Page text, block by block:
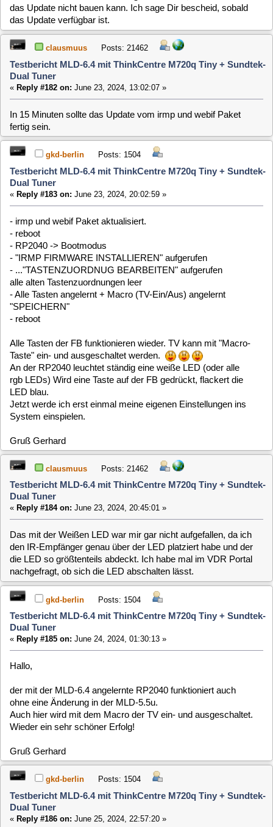
In 15 Minuten sollte das Update vom irmp und webif Paket
fertig sein.
Testbericht MLD-6.4 mit ThinkCentre M720q Tiny + Sundtek-
Dual Tuner
«Reply #183 on:
- irmp und webif Paket aktualisiert.
- RP2040 -> Bootmodus
- "IRMP FIRMWARE INSTALLIEREN" aufgerufen
- ..."TASTENZUORDNUG BEARBEITEN" aufgerufen
alle alten Tastenzuordnungen leer
- Alle Tasten angelernt + Macro (TV-Ein/Aus) angelernt
- reboot
Alle Tasten der FB funktionieren wieder. TV kann mit "Macro-
Taste" ein- und ausgeschaltet werden.
An der RP2040 leuchtet ständig eine weiße LED (oder alle
rgb LEDs) Wird eine Taste auf der FB gedrückt, flackert die
LED blau.
Jetzt werde ich erst einmal meine eigenen Einstellungen ins
System einspielen.
Gruß Gerhard
clausmuus
Testbericht MLD-6.4 mit ThinkCentre M720q Tiny + Sundtek-
Dual Tuner
Das mit der Weißen LED war mir gar nicht aufgefallen, da ich
den IR-Empfänger genau über der LED platziert habe und der
die LED so größtenteils abdeckt. Ich habe mal im VDR Portal
nachgefragt, ob sich die LED abschalten lässt.
gkd-berlin Posts: 1504
Testbericht MLD-6.4 mit ThinkCentre M720q Tiny + Sundtek-
«Reply #185 on:June 24, 2024, 01:30:13 »
Hallo,
der mit der MLD-6.4 angelernte RP2040 funktioniert auch
ohne eine Änderung in der MLD-5.5u.
Auch hier wird mit dem Macro der TV ein- und ausgeschaltet.
Gruß Gerhard
gkd-berlin Posts: 1504
Testbericht MLD-6.4 mit ThinkCentre M720q Tiny + Sundtek-
Dual Tuner
«Reply #186 on:
Hallo,
SW: mld-image-netinstall-x86-64 (240625).iso
nachinstalliert werden. Keine inhaltlichen Neuerungen
Ich würde mich freuen, wenn das Addon "ntfs-3g"
nachinstalliert werden könnte.
Die Funktionen der Macrodefinitionen muß ich noch genauer
testen.
clausmuus Posts: 21462
Testbericht MLD-6.4 mit ThinkCentre M720q Tiny + Sundtek-
Dual Tuner
«Reply #187 on: June 26, 2024, 09:33:11 »
ntfs ist ja bereits mit dabei.